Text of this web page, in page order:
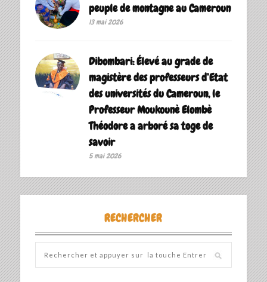
peuple de montagne au Cameroun
13 mai 2026
Dibombari: Élevé au grade de
magistère des professeurs d’Etat
des universités du Cameroun, le
Professeur Moukounè Elombè
Théodore a arboré sa toge de
savoir ‎
5 mai 2026
RECHERCHER